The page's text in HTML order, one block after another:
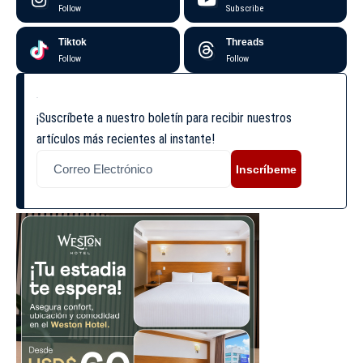
Follow Subscribe
Tiktok
Follow
Threads
Follow
¡Suscríbete a nuestro boletín para recibir nuestros
artículos más recientes al instante!
Inscríbeme